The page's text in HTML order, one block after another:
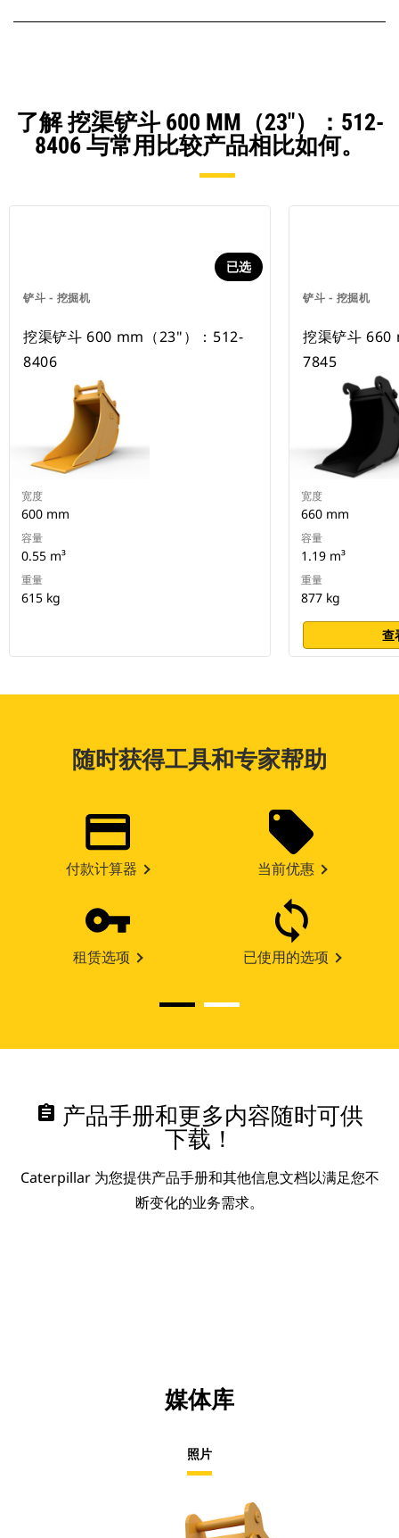
了解 挖渠铲斗 600 MM（23"）：512-
8406 与常用比较产品相比如何。
铲斗 - 挖掘机
已选
挖渠铲斗 600 mm（23"）：512-
8406
宽度
600 mm
容量
0.55 m³
重量
615 kg
铲斗 - 挖掘机
挖渠铲斗
7845
宽度
660 mm
容量
1.19 m³
重量
877 kg
查
随时获得工具和专家帮助
付款计算器 当前优惠
租赁选项 已使用的选项
assignment 产品手册和更多内容随时可供
下载！
Caterpillar 为您提供产品手册和其他信息文档以满足您不
断变化的业务需求。
媒体库
照片